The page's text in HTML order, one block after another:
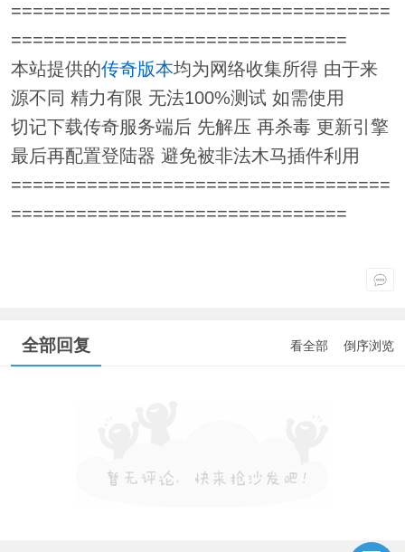
===================================
===============================
本站提供的传奇版本均为网络收集所得 由于来
源不同 精力有限 无法100%测试 如需使用
切记下载传奇服务端后 先解压 再杀毒 更新引擎
最后再配置登陆器 避免被非法木马插件利用
===================================
===============================
全部回复 看全部 倒序浏览